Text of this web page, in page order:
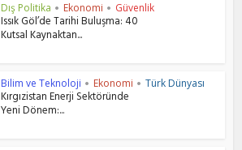
Dış Politika • Ekonomi • Güvenlik
Issık Göl’de Tarihi Buluşma: 40
Kutsal Kaynaktan...
Bilim ve Teknoloji • Ekonomi • Türk Dünyası
Kırgızistan Enerji Sektöründe
Yeni Dönem:...